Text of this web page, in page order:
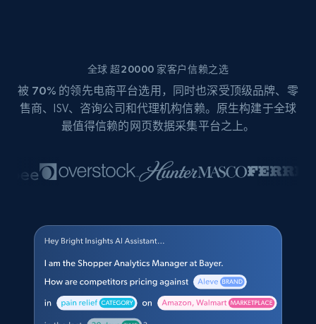
全球 超20000 家客户信赖之选
被 70% 的领先电商平台选用，同时也深受顶级品牌、零
售商、ISV、咨询公司和代理机构信赖。原生构建于全球
最值得信赖的网页数据采集平台之上。